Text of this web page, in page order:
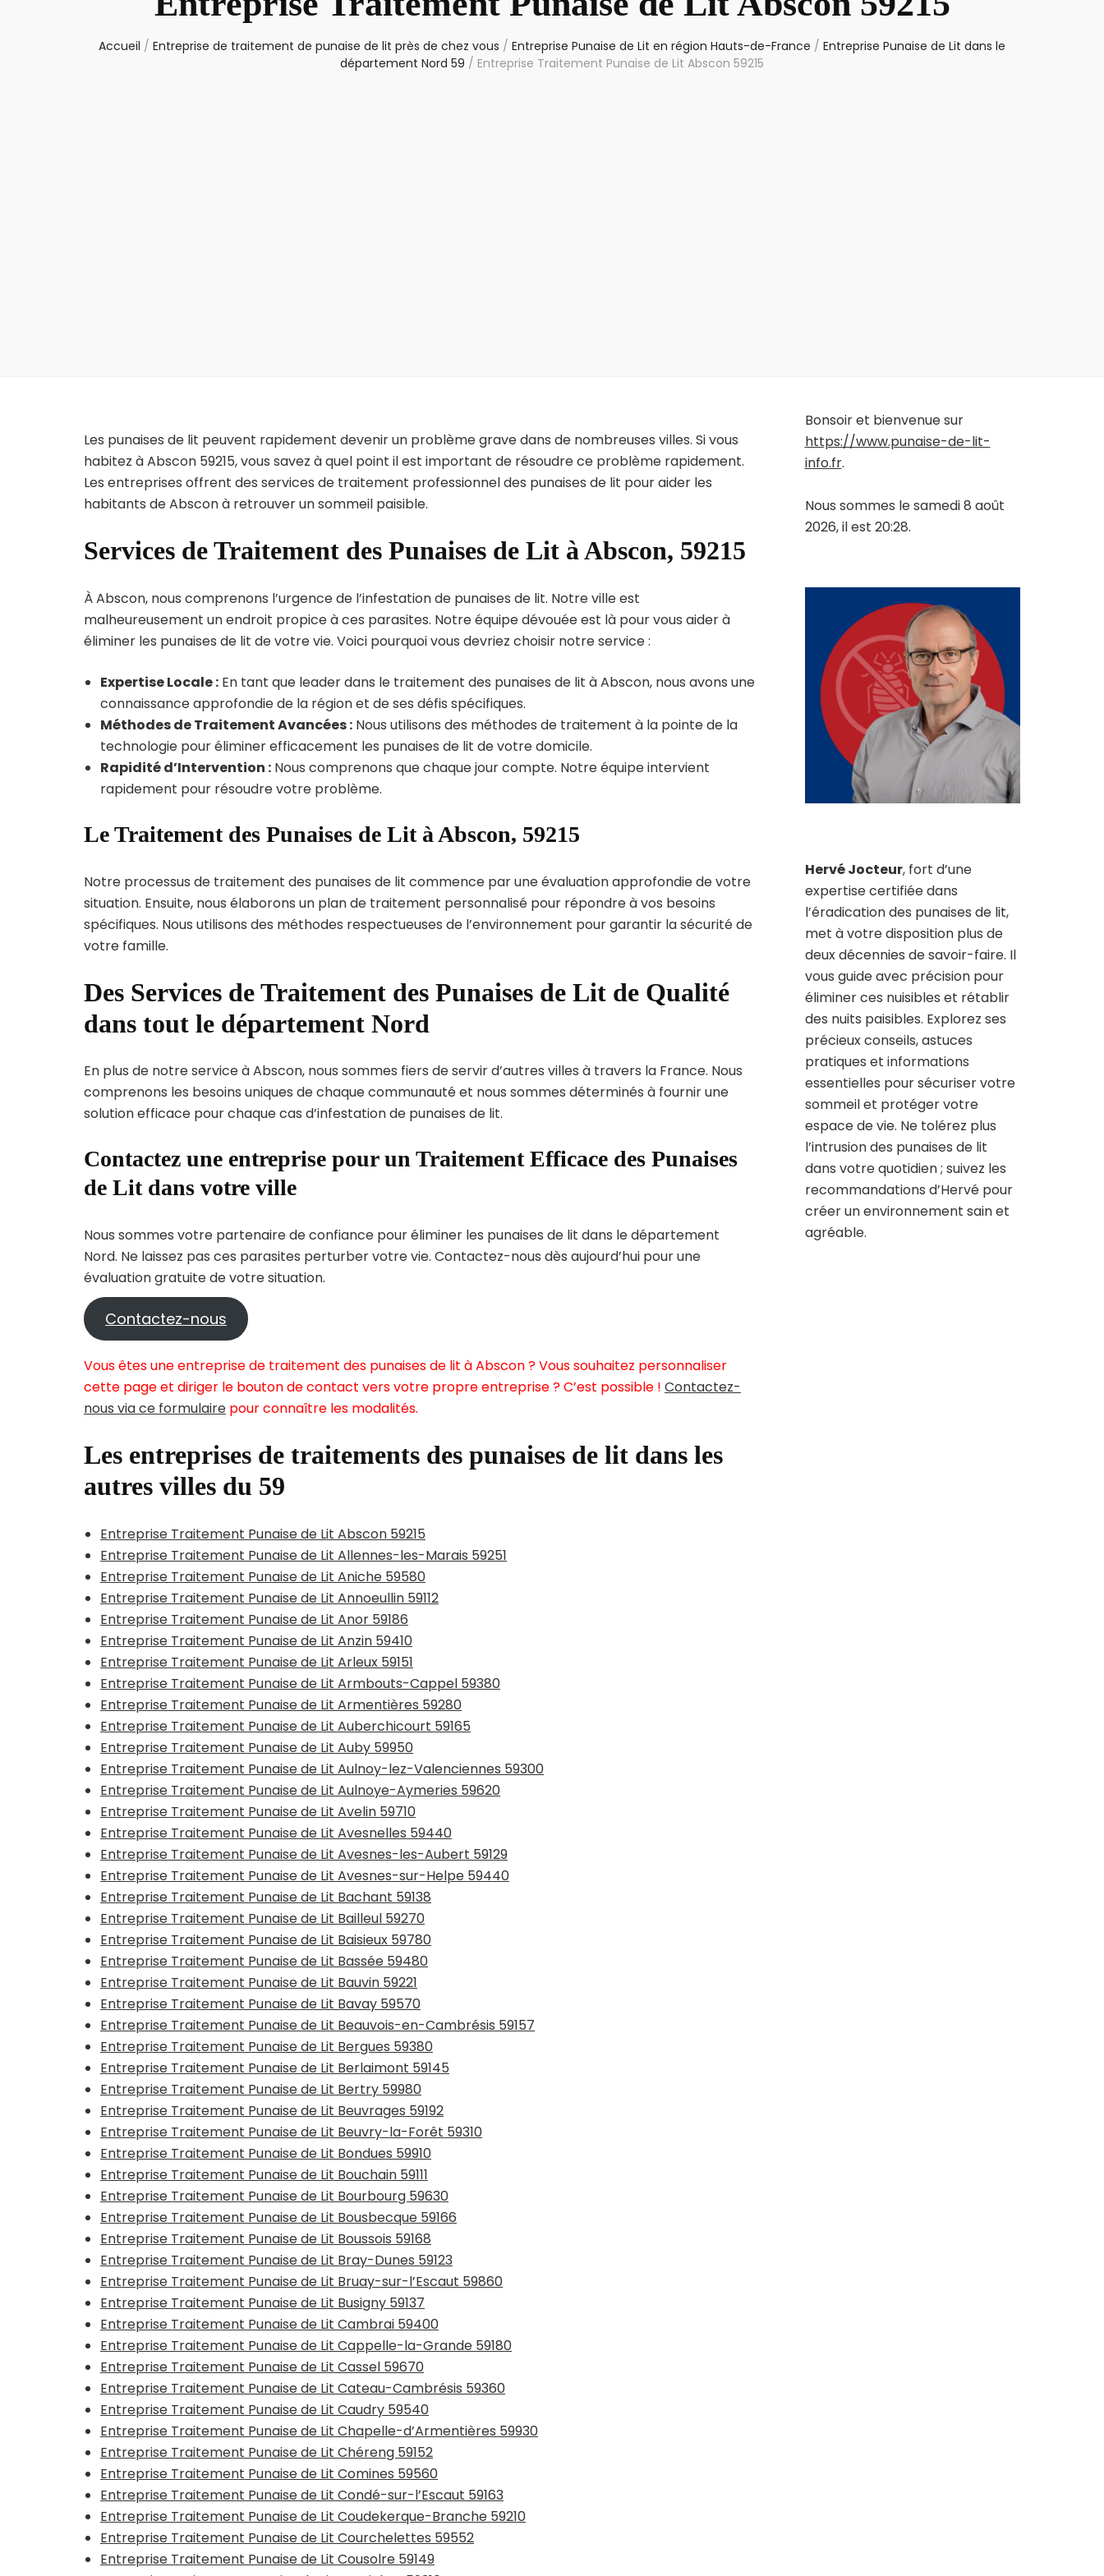
Accueil / Entreprise de traitement de punaise de lit près de chez vous / Entreprise Punaise de Lit en région Hauts-de-France / Entreprise Punaise de Lit dans le
département Nord 59 / Entreprise Traitement Punaise de Lit Abscon 59215
Les punaises de lit peuvent rapidement devenir un problème grave dans de nombreuses villes. Si vous
habitez à Abscon 59215, vous savez à quel point il est important de résoudre ce problème rapidement.
Les entreprises offrent des services de traitement professionnel des punaises de lit pour aider les
habitants de Abscon à retrouver un sommeil paisible.
Services de Traitement des Punaises de Lit à Abscon, 59215
À Abscon, nous comprenons l’urgence de l’infestation de punaises de lit. Notre ville est
malheureusement un endroit propice à ces parasites. Notre équipe dévouée est là pour vous aider à
éliminer les punaises de lit de votre vie. Voici pourquoi vous devriez choisir notre service :
Expertise Locale : En tant que leader dans le traitement des punaises de lit à Abscon, nous avons une
connaissance approfondie de la région et de ses défis spécifiques.
Méthodes de Traitement Avancées : Nous utilisons des méthodes de traitement à la pointe de la
technologie pour éliminer efficacement les punaises de lit de votre domicile.
Rapidité d’Intervention : Nous comprenons que chaque jour compte. Notre équipe intervient
rapidement pour résoudre votre problème.
Le Traitement des Punaises de Lit à Abscon, 59215
Notre processus de traitement des punaises de lit commence par une évaluation approfondie de votre
situation. Ensuite, nous élaborons un plan de traitement personnalisé pour répondre à vos besoins
spécifiques. Nous utilisons des méthodes respectueuses de l’environnement pour garantir la sécurité de
votre famille.
Des Services de Traitement des Punaises de Lit de Qualité
dans tout le département Nord
En plus de notre service à Abscon, nous sommes fiers de servir d’autres villes à travers la France. Nous
comprenons les besoins uniques de chaque communauté et nous sommes déterminés à fournir une
solution efficace pour chaque cas d’infestation de punaises de lit.
Contactez une entreprise pour un Traitement Efficace des Punaises
de Lit dans votre ville
Nous sommes votre partenaire de confiance pour éliminer les punaises de lit dans le département
Nord. Ne laissez pas ces parasites perturber votre vie. Contactez-nous dès aujourd’hui pour une
évaluation gratuite de votre situation.
Contactez-nous
Vous êtes une entreprise de traitement des punaises de lit à Abscon ? Vous souhaitez personnaliser
cette page et diriger le bouton de contact vers votre propre entreprise ? C’est possible ! Contactez-
nous via ce formulaire pour connaître les modalités.
Les entreprises de traitements des punaises de lit dans les
autres villes du 59
Entreprise Traitement Punaise de Lit Abscon 59215
Entreprise Traitement Punaise de Lit Allennes-les-Marais 59251
Entreprise Traitement Punaise de Lit Aniche 59580
Entreprise Traitement Punaise de Lit Annoeullin 59112
Entreprise Traitement Punaise de Lit Anor 59186
Entreprise Traitement Punaise de Lit Anzin 59410
Entreprise Traitement Punaise de Lit Arleux 59151
Entreprise Traitement Punaise de Lit Armbouts-Cappel 59380
Entreprise Traitement Punaise de Lit Armentières 59280
Entreprise Traitement Punaise de Lit Auberchicourt 59165
Entreprise Traitement Punaise de Lit Auby 59950
Entreprise Traitement Punaise de Lit Aulnoy-lez-Valenciennes 59300
Entreprise Traitement Punaise de Lit Aulnoye-Aymeries 59620
Entreprise Traitement Punaise de Lit Avelin 59710
Entreprise Traitement Punaise de Lit Avesnelles 59440
Entreprise Traitement Punaise de Lit Avesnes-les-Aubert 59129
Entreprise Traitement Punaise de Lit Avesnes-sur-Helpe 59440
Entreprise Traitement Punaise de Lit Bachant 59138
Entreprise Traitement Punaise de Lit Bailleul 59270
Entreprise Traitement Punaise de Lit Baisieux 59780
Entreprise Traitement Punaise de Lit Bassée 59480
Entreprise Traitement Punaise de Lit Bauvin 59221
Entreprise Traitement Punaise de Lit Bavay 59570
Entreprise Traitement Punaise de Lit Beauvois-en-Cambrésis 59157
Entreprise Traitement Punaise de Lit Bergues 59380
Entreprise Traitement Punaise de Lit Berlaimont 59145
Entreprise Traitement Punaise de Lit Bertry 59980
Entreprise Traitement Punaise de Lit Beuvrages 59192
Entreprise Traitement Punaise de Lit Beuvry-la-Forêt 59310
Entreprise Traitement Punaise de Lit Bondues 59910
Entreprise Traitement Punaise de Lit Bouchain 59111
Entreprise Traitement Punaise de Lit Bourbourg 59630
Entreprise Traitement Punaise de Lit Bousbecque 59166
Entreprise Traitement Punaise de Lit Boussois 59168
Entreprise Traitement Punaise de Lit Bray-Dunes 59123
Entreprise Traitement Punaise de Lit Bruay-sur-l’Escaut 59860
Entreprise Traitement Punaise de Lit Busigny 59137
Entreprise Traitement Punaise de Lit Cambrai 59400
Entreprise Traitement Punaise de Lit Cappelle-la-Grande 59180
Entreprise Traitement Punaise de Lit Cassel 59670
Entreprise Traitement Punaise de Lit Cateau-Cambrésis 59360
Entreprise Traitement Punaise de Lit Caudry 59540
Entreprise Traitement Punaise de Lit Chapelle-d’Armentières 59930
Entreprise Traitement Punaise de Lit Chéreng 59152
Entreprise Traitement Punaise de Lit Comines 59560
Entreprise Traitement Punaise de Lit Condé-sur-l’Escaut 59163
Entreprise Traitement Punaise de Lit Coudekerque-Branche 59210
Entreprise Traitement Punaise de Lit Courchelettes 59552
Entreprise Traitement Punaise de Lit Cousolre 59149
Bonsoir et bienvenue sur
https://www.punaise-de-lit-
info.fr.
Nous sommes le samedi 8 août
2026, il est 20:28.
Hervé Jocteur, fort d’une
expertise certifiée dans
l’éradication des punaises de lit,
met à votre disposition plus de
deux décennies de savoir-faire. Il
vous guide avec précision pour
éliminer ces nuisibles et rétablir
des nuits paisibles. Explorez ses
précieux conseils, astuces
pratiques et informations
essentielles pour sécuriser votre
sommeil et protéger votre
espace de vie. Ne tolérez plus
l’intrusion des punaises de lit
dans votre quotidien ; suivez les
recommandations d’Hervé pour
créer un environnement sain et
agréable.